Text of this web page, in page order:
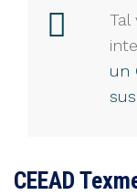
Tal
un
CEEAD